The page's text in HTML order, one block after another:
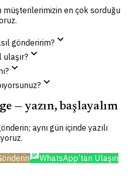
en çok sorduğu
gönderirim?expand_more
expand_more
expand_more
expand_more
— yazın, başlayalım
aynı gün içinde yazılı
chatWhatsApp’tan Ulaşın